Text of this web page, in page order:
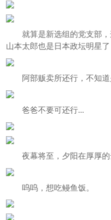
就算是新选组的党支部
山本太郎也是日本政坛明星
阿部贩卖所还行，不知
爸爸不要可还行...
夜幕将至，夕阳在厚厚的
呜呜，想吃鳗鱼饭。